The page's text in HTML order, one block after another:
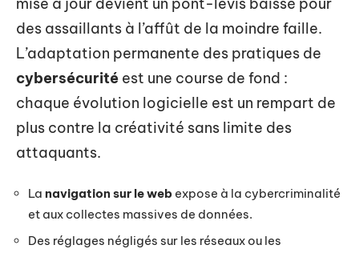
des assaillants à l’affût de la moindre faille.
L’adaptation permanente des pratiques de
cybersécurité est une course de fond :
chaque évolution logicielle est un rempart de
plus contre la créativité sans limite des
attaquants.
La navigation sur le web expose à la cybercriminalité
et aux collectes massives de données.
Des réglages négligés sur les réseaux ou les